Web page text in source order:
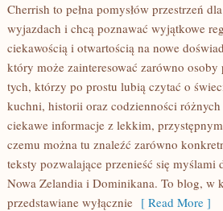
Cherrish to pełna pomysłów przestrzeń
wyjazdach i chcą poznawać wyjątkowe
ciekawością i otwartością na nowe
który może zainteresować zarówno
tych, którzy po prostu lubią czytać o
kuchni, historii oraz codzienności
ciekawe informacje z lekkim,
czemu można tu znaleźć zarówno
teksty pozwalające przenieść się myślami
Nowa Zelandia i Dominikana. To blog, w
przedstawiane wyłącznie [ Read More ]